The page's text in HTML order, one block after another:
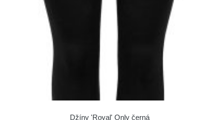
Džíny 'Royal' Only černá